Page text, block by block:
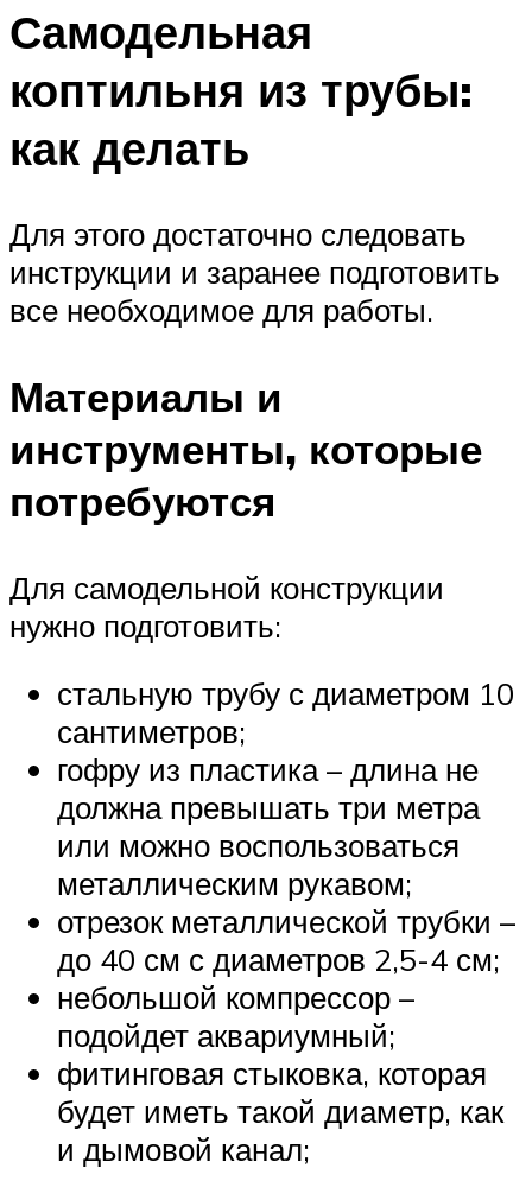
Самодельная
коптильня из трубы:
как делать
Для этого достаточно следовать
инструкции и заранее подготовить
все необходимое для работы.
Материалы и
инструменты, которые
потребуются
Для самодельной конструкции
нужно подготовить:
стальную трубу с диаметром 10
сантиметров;
гофру из пластика – длина не
должна превышать три метра
или можно воспользоваться
металлическим рукавом;
отрезок металлической трубки –
до 40 см с диаметров 2,5-4 см;
небольшой компрессор –
подойдет аквариумный;
фитинговая стыковка, которая
будет иметь такой диаметр, как
и дымовой канал;